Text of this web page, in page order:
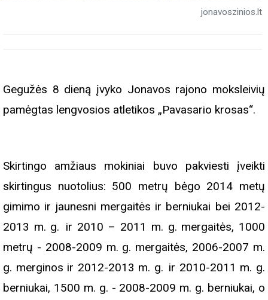
jonavoszinios.lt
Gegužės 8 dieną įvyko Jonavos rajono moksleivių
pamėgtas lengvosios atletikos „Pavasario krosas“.
Skirtingo amžiaus mokiniai buvo pakviesti įveikti
skirtingus nuotolius: 500 metrų bėgo 2014 metų
gimimo ir jaunesni mergaitės ir berniukai bei 2012-
2013 m. g. ir 2010 – 2011 m. g. mergaitės, 1000
metrų - 2008-2009 m. g. mergaitės, 2006-2007 m.
g. merginos ir 2012-2013 m. g. ir 2010-2011 m. g.
berniukai, 1500 m. g. - 2008-2009 m. g. berniukai, o